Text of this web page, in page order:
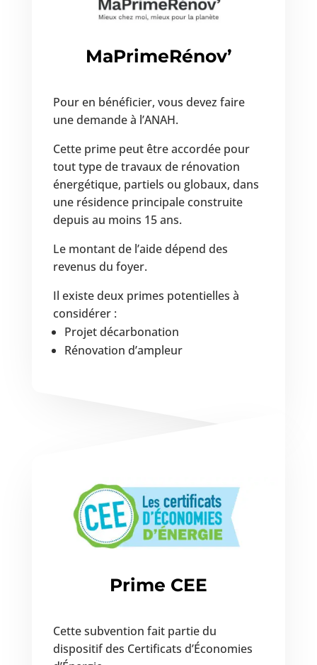
MaPrimeRénov’
Pour en bénéficier, vous devez faire
une demande à l’ANAH.
Cette prime peut être accordée pour
tout type de travaux de rénovation
énergétique, partiels ou globaux, dans
une résidence principale construite
depuis au moins 15 ans.
Le montant de l’aide dépend des
revenus du foyer.
Il existe deux primes potentielles à
considérer :
Projet décarbonation
Rénovation d’ampleur
Prime CEE
Cette subvention fait partie du
dispositif des Certificats d’Économies